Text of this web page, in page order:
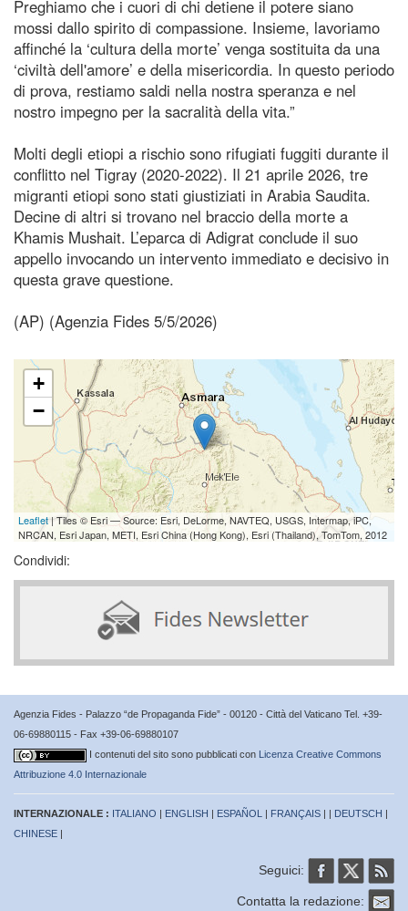
Preghiamo che i cuori di chi detiene il potere siano
mossi dallo spirito di compassione. Insieme, lavoriamo
affinché la ‘cultura della morte’ venga sostituita da una
‘civiltà dell'amore’ e della misericordia. In questo periodo
di prova, restiamo saldi nella nostra speranza e nel
nostro impegno per la sacralità della vita.”
Molti degli etiopi a rischio sono rifugiati fuggiti durante il
conflitto nel Tigray (2020-2022). Il 21 aprile 2026, tre
migranti etiopi sono stati giustiziati in Arabia Saudita.
Decine di altri si trovano nel braccio della morte a
Khamis Mushait. L’eparca di Adigrat conclude il suo
appello invocando un intervento immediato e decisivo in
questa grave questione.
(AP) (Agenzia Fides 5/5/2026)
+
−
Leaflet| Tiles © Esri — Source: Esri, DeLorme, NAVTEQ, USGS, Intermap, iPC,
NRCAN, Esri Japan, METI, Esri China (Hong Kong), Esri (Thailand), TomTom, 2012
Condividi:
Agenzia Fides - Palazzo “de Propaganda Fide” - 00120 - Città del Vaticano Tel. +39-
06-69880115 - Fax +39-06-69880107
I contenuti del sito sono pubblicati con Licenza Creative Commons
Attribuzione 4.0 Internazionale
INTERNAZIONALE : ITALIANO | ENGLISH | ESPAÑOL | FRANÇAIS | | DEUTSCH |
CHINESE |
Seguici:
Contatta la redazione: